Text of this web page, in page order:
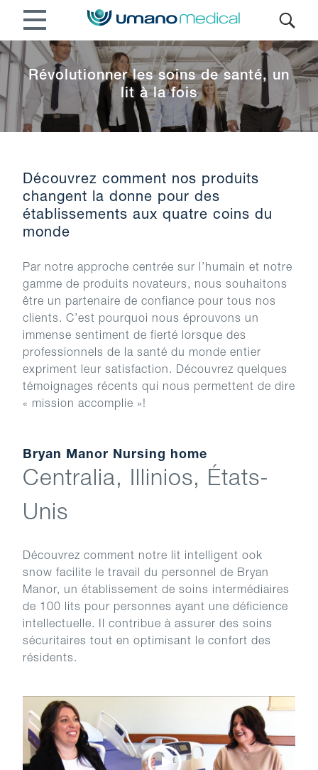
Révolutionner les soins de santé, un
lit à la fois
Découvrez comment nos produits
changent la donne pour des
établissements aux quatre coins du
monde
Par notre approche centrée sur l’humain et notre
gamme de produits novateurs, nous souhaitons
être un partenaire de confiance pour tous nos
clients. C’est pourquoi nous éprouvons un
immense sentiment de fierté lorsque des
professionnels de la santé du monde entier
expriment leur satisfaction. Découvrez quelques
témoignages récents qui nous permettent de dire
« mission accomplie »!
Bryan Manor Nursing home
Centralia, Illinios, États-
Unis
Découvrez comment notre lit intelligent ook
snow facilite le travail du personnel de Bryan
Manor, un établissement de soins intermédiaires
de 100 lits pour personnes ayant une déficience
intellectuelle. Il contribue à assurer des soins
sécuritaires tout en optimisant le confort des
résidents.